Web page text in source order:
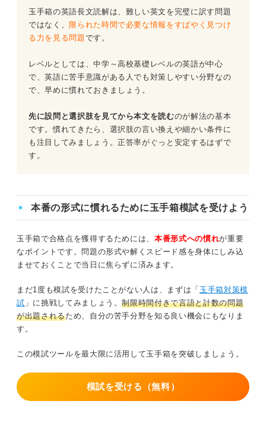
玉手箱の英語長文読解は、難しい英文を完璧に訳す問題
ではなく、 限られた時間で必要な情報をすばやく見つけ
る力を見る問題です。
レベルとしては、中学～高校基礎レベルの英語が中心
で、英語に苦手意識がある人でも対策しやすい分野なの
で、早めに慣れておきましょう。
先に設問と選択肢を見てから本文を読むのが解法の基本
です。慣れてきたら、選択肢の言い換えや細かい条件に
も注目してみましょう。正答率がぐっと安定するはずで
す。
本番の形式に慣れるために玉手箱模試を受けよう
玉手箱で合格点を獲得するためには、本番形式への慣れが重要
なポイントです。問題の形式や解くスピード感を身体にしみ込
ませておくことで当日に焦らずに済みます。
まだ1度も模試を受けたことがない人は、まずは「 玉手箱対策模
試 」に挑戦してみましょう。制限時間付きで言語と計数の問題
が出題されるため、自分の苦手分野を知る良い機会にもなりま
す。
この模試ツールを最大限に活用して玉手箱を突破しましょう。
模試を受ける（無料）